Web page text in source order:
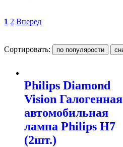
1 2 Вперед
Сортировать:
Philips Diamond
Vision Галогенная
автомобильная
лампа Philips H7
(2шт.)